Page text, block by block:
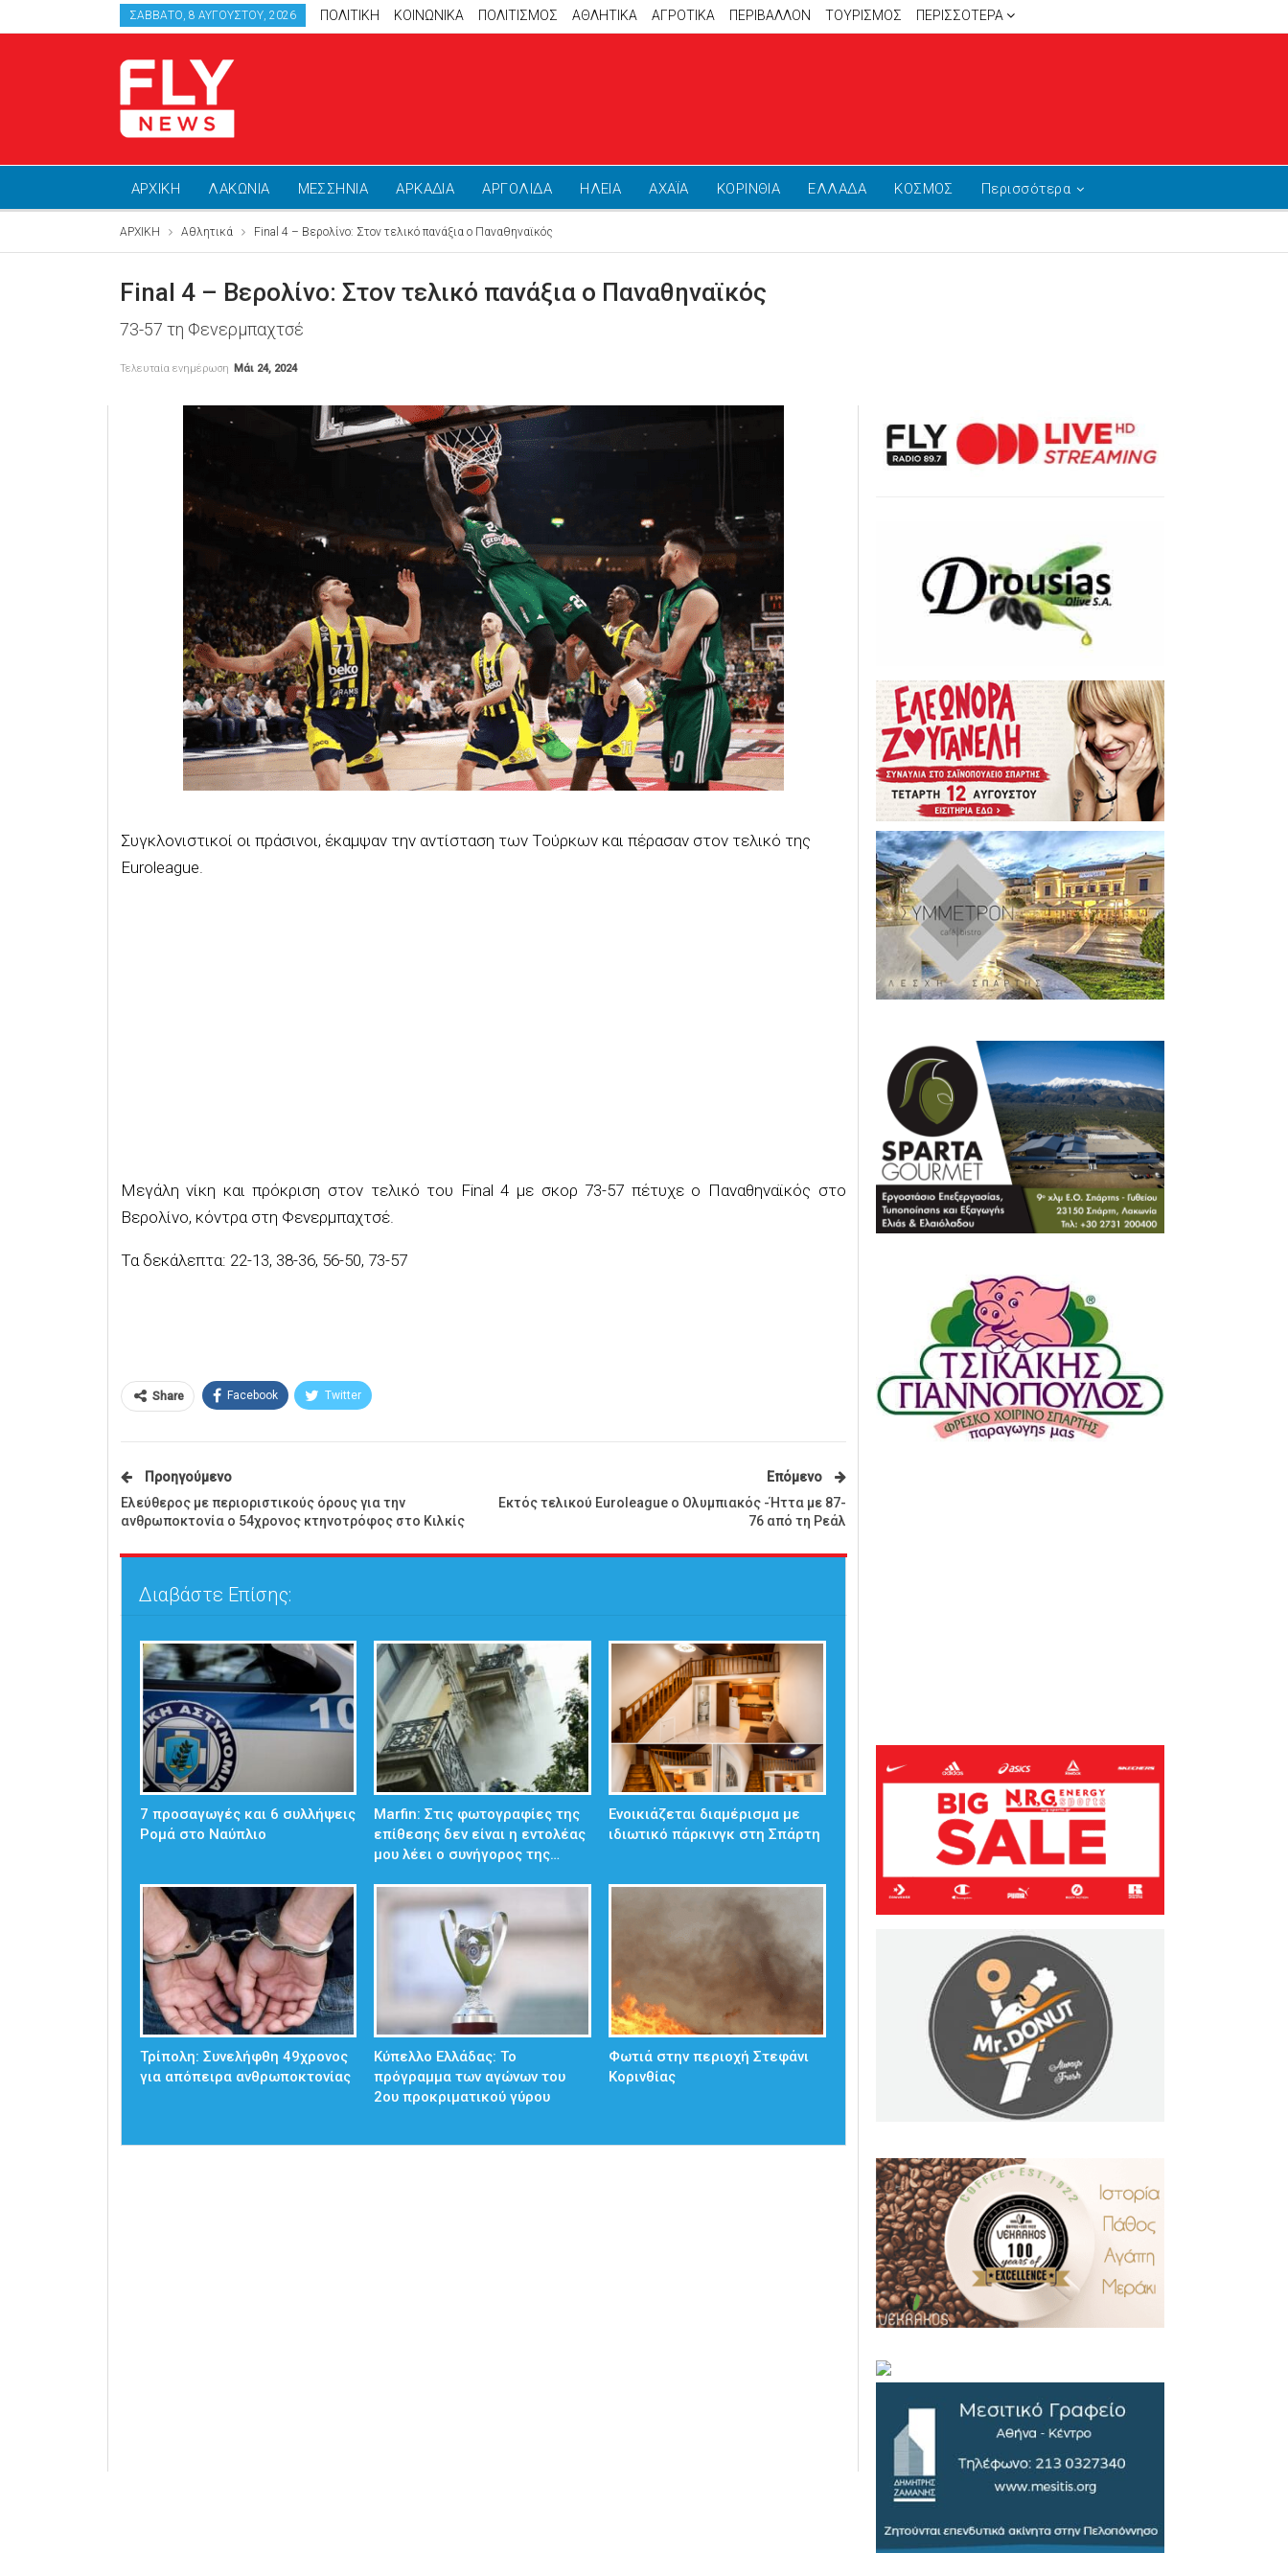
ΣΆΒΒΑΤΟ, 8 ΑΥΓΟΎΣΤΟΥ, 2026 ΠΟΛΙΤΙΚΗ ΚΟΙΝΩΝΙΚΑ ΠΟΛΙΤΙΣΜΟΣ ΑΘΛΗΤΙΚΆ ΑΓΡΟΤΙΚΑ ΠΕΡΙΒΑΛΛΟΝ ΤΟΥΡΙΣΜΟΣ ΠΕΡΙΣΣΌΤΕΡΑ
ΑΡΧΙΚΗ ΛΑΚΩΝΙΑ ΜΕΣΣΗΝΙΑ ΑΡΚΑΔΙΑ ΑΡΓΟΛΙΔΑ ΗΛΕΙΑ ΑΧΑΪΑ ΚΟΡΙΝΘΙΑ ΕΛΛΑΔΑ ΚΟΣΜΟΣ Περισσότερα
ΑΡΧΙΚΗ Αθλητικά Final 4 – Βερολίνο: Στον τελικό πανάξια ο Παναθηναϊκός
Final 4 – Βερολίνο: Στον τελικό πανάξια ο Παναθηναϊκός
73-57 τη Φενερμπαχτσέ
Τελευταία ενημέρωση Μάι 24, 2024
Συγκλονιστικοί οι πράσινοι, έκαμψαν την αντίσταση των Τούρκων και πέρασαν στον τελικό της
Euroleague.
Μεγάλη νίκη και πρόκριση στον τελικό του Final 4 με σκορ 73-57 πέτυχε ο Παναθηναϊκός στο
Βερολίνο, κόντρα στη Φενερμπαχτσέ.
Τα δεκάλεπτα: 22-13, 38-36, 56-50, 73-57
Share Facebook Twitter
Προηγούμενο
Ελεύθερος με περιοριστικούς όρους για την
ανθρωποκτονία ο 54χρονος κτηνοτρόφος στο Κιλκίς
Επόμενο
Εκτός τελικού Euroleague ο Ολυμπιακός -Ήττα με 87-
76 από τη Ρεάλ
Διαβάστε Επίσης:
7 προσαγωγές και 6 συλλήψεις
Ρομά στο Ναύπλιο
Marfin: Στις φωτογραφίες της
επίθεσης δεν είναι η εντολέας
μου λέει ο συνήγορος της…
Ενοικιάζεται διαμέρισμα με
ιδιωτικό πάρκινγκ στη Σπάρτη
Τρίπολη: Συνελήφθη 49χρονος
για απόπειρα ανθρωποκτονίας
Κύπελλο Ελλάδας: Το
πρόγραμμα των αγώνων του
2ου προκριματικού γύρου
Φωτιά στην περιοχή Στεφάνι
Κορινθίας